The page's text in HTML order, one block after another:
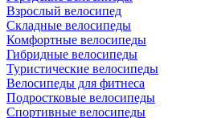
Взрослый велосипед
Складные велосипеды
Комфортные велосипеды
Гибридные велосипеды
Туристические велосипеды
Велосипеды для фитнеса
Подростковые велосипеды
Спортивные велосипеды